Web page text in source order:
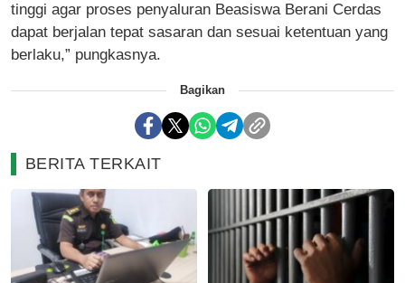
tinggi agar proses penyaluran Beasiswa Berani Cerdas
dapat berjalan tepat sasaran dan sesuai ketentuan yang
berlaku,” pungkasnya.
Bagikan
BERITA TERKAIT